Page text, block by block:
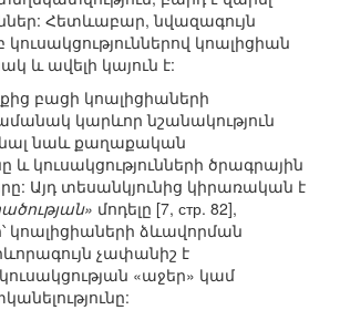
Հետևաբար, նվազագույն
կոալիցիան
և ավելի կայուն է:
բացի կոալիցիաների
կարևոր նշանակություն
նաև քաղաքական
և կուսակցությունների ծրագրային
Այդ տեսանկյունից կիրառական է
մոդելը [7, стр. 82],
կոալիցիաների ձևավորման
չափանիշ է
«աջեր» կամ